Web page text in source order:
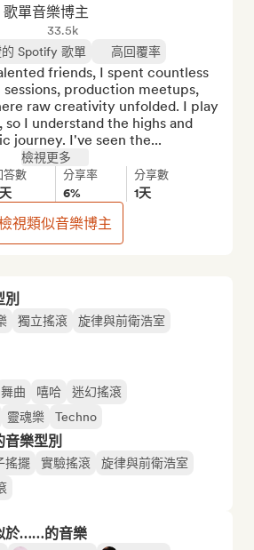
獨立搖滾
旋律與前衛浩室
舞曲 嘻哈
迷幻搖滾
靈魂樂 Techno
樂型別
搖擺 實驗搖滾
旋律與前衛浩室
於……的音樂
歌單音樂博主
33.5k
Spotify 歌單
高回覆率
friends, I spent countless
production meetups,
raw creativity unfolded. I play
I understand the highs and
journey. I've seen the...
檢視更多
答數 分享率
6%
分享數
1天
視類似音樂博主